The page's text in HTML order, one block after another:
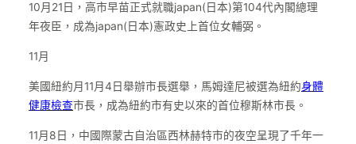
10月21日，高市早苗正式就職japan(日本)第104代內閣總理
年夜臣，成為japan(日本)憲政史上首位女輔弼。
11月
美國紐約月11月4日舉辦市長選舉，馬姆達尼被選為紐約身體
健康檢查市長，成為紐約市有史以來的首位穆斯林市長。
11月8日，中國際蒙古自治區西林赫特市的夜空呈現了千年一